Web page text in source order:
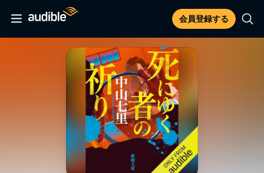
会員登録する